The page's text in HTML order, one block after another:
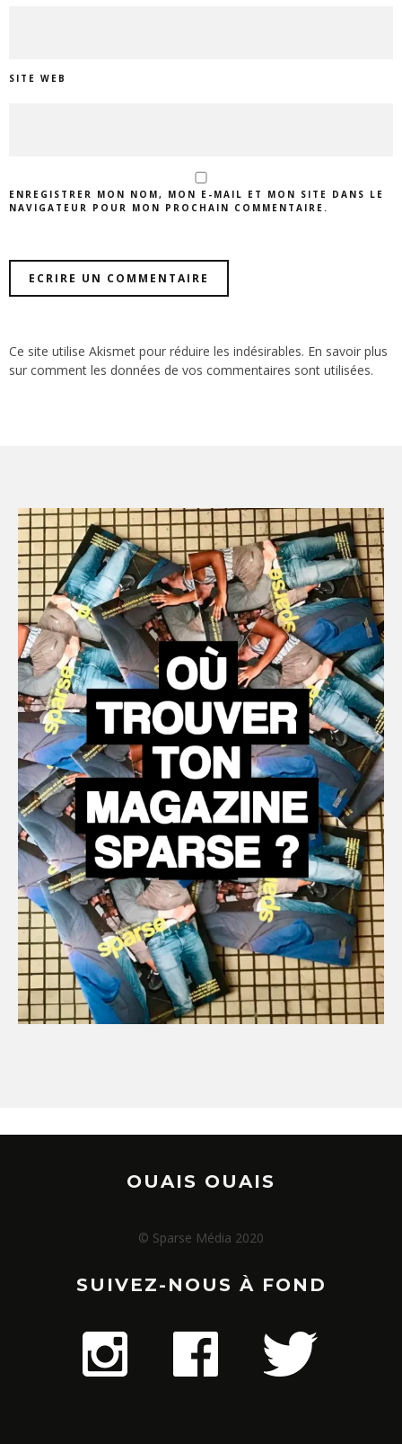
SITE WEB
ENREGISTRER MON NOM, MON E-MAIL ET MON SITE DANS LE
NAVIGATEUR POUR MON PROCHAIN COMMENTAIRE.
Ce site utilise Akismet pour réduire les indésirables. En savoir plus
sur comment les données de vos commentaires sont utilisées.
OUAIS OUAIS
© Sparse Média 2020
SUIVEZ-NOUS À FOND